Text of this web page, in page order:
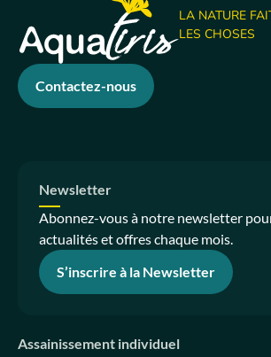
LA NATURE
LES CHOSES
Contactez-nous
Newsletter
Abonnez-vous à notre newsletter
actualités et offres chaque mois.
S’inscrire à la Newsletter
Assainissement individuel